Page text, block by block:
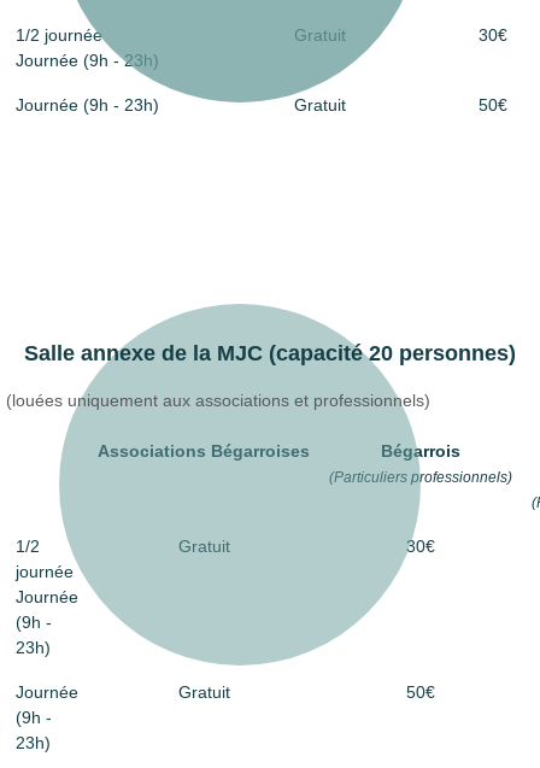
1/2 journée
Journée (9h - 23h)
Gratuit 30€
Journée (9h - 23h) Gratuit 50€
Salle annexe de la MJC (capacité 20 personnes)
(louées uniquement aux associations et professionnels)
Associations Bégarroises Bégarrois
(Particuliers professionnels)
1/2
journée
Journée
(9h -
23h)
Gratuit 30€
Journée
(9h -
23h)
Gratuit 50€